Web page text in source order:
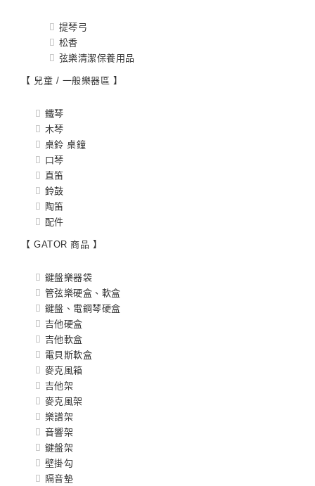
提琴弓
松香
弦樂清潔保養用品
【 兒童 / 一般樂器區 】
鐵琴
木琴
桌鈴 桌鐘
口琴
直笛
鈴鼓
陶笛
配件
【 GATOR 商品 】
鍵盤樂器袋
管弦樂硬盒、軟盒
鍵盤、電鋼琴硬盒
吉他硬盒
吉他軟盒
電貝斯軟盒
麥克風箱
吉他架
麥克風架
樂譜架
音響架
鍵盤架
壁掛勾
隔音墊